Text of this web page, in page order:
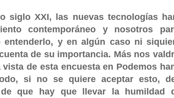
siglo XXI, las nuevas tecnologías
contemporáneo y nosotros
entenderlo, y en algún caso ni
de su importancia. Más nos
vista de esta encuesta en Podemos
si no se quiere aceptar esto,
que hay que llevar la humildad